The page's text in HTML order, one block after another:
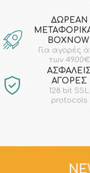
ΔΩΡΕΑΝ
ΒΟΧΝΟW
Για αγορές
των 49.00€
ΑΓΟΡΕΣ
128 bit SSL
protocols